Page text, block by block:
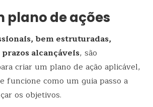
plano de ações
bem estruturadas,
alcançáveis, são
criar um plano de ação aplicável,
funcione como um guia passo a
os objetivos.